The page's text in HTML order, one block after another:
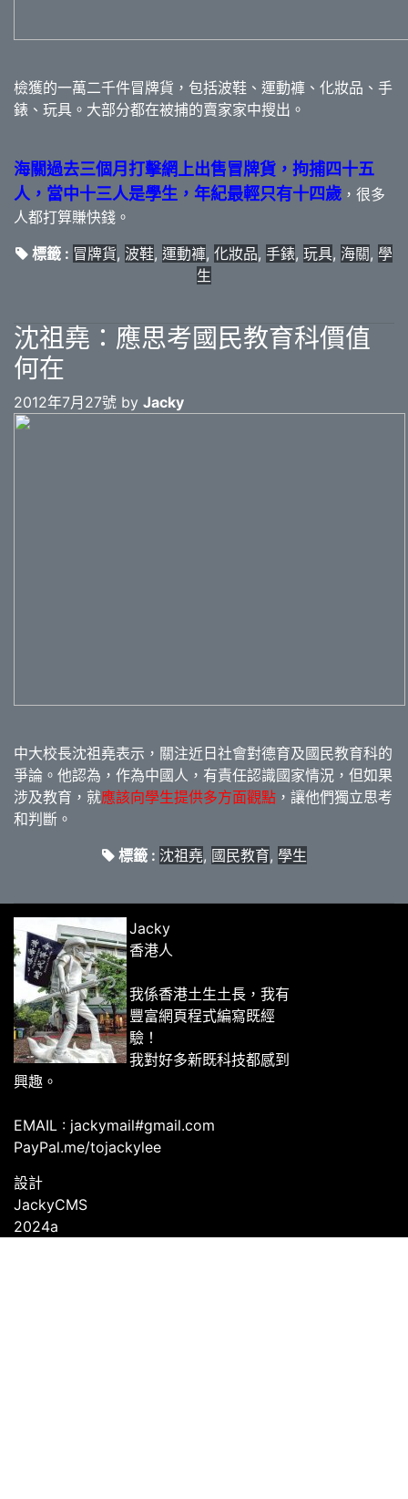
檢獲的一萬二千件冒牌貨，包括波鞋、運動褲、化妝品、手
錶、玩具。大部分都在被捕的賣家家中搜出。
海關過去三個月打擊網上出售冒牌貨，拘捕四十五
人，當中十三人是學生，年紀最輕只有十四歲 ，很多
人都打算賺快錢。
標籤 : 冒牌貨, 波鞋, 運動褲, 化妝品, 手錶, 玩具, 海關, 學
生
沈祖堯：應思考國民教育科價值
何在
2012年7月27號 by Jacky
中大校長沈祖堯表示，關注近日社會對德育及國民教育科的
爭論。他認為，作為中國人，有責任認識國家情況，但如果
涉及教育，就應該向學生提供多方面觀點 ，讓他們獨立思考
和判斷。
標籤 : 沈祖堯, 國民教育, 學生
Jacky
香港人
我係香港土生土長，我有
豐富網頁程式編寫既經
驗！
我對好多新既科技都感到
興趣。
EMAIL : jackymail#gmail.com
PayPal.me/tojackylee
設計
JackyCMS
2024a